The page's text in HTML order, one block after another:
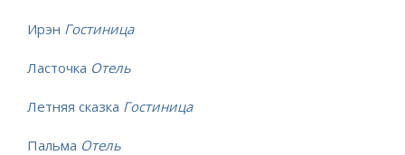
Ирэн Гостиница
Ласточка Отель
Летняя сказка Гостиница
Пальма Отель